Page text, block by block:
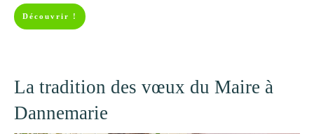
Découvrir !
La tradition des vœux du Maire à
Dannemarie